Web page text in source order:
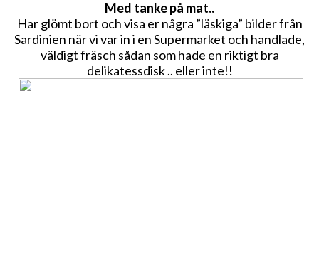
Med tanke på mat..
Har glömt bort och visa er några ”läskiga” bilder från
Sardinien när vi var in i en Supermarket och handlade,
väldigt fräsch sådan som hade en riktigt bra
delikatessdisk .. eller inte!!